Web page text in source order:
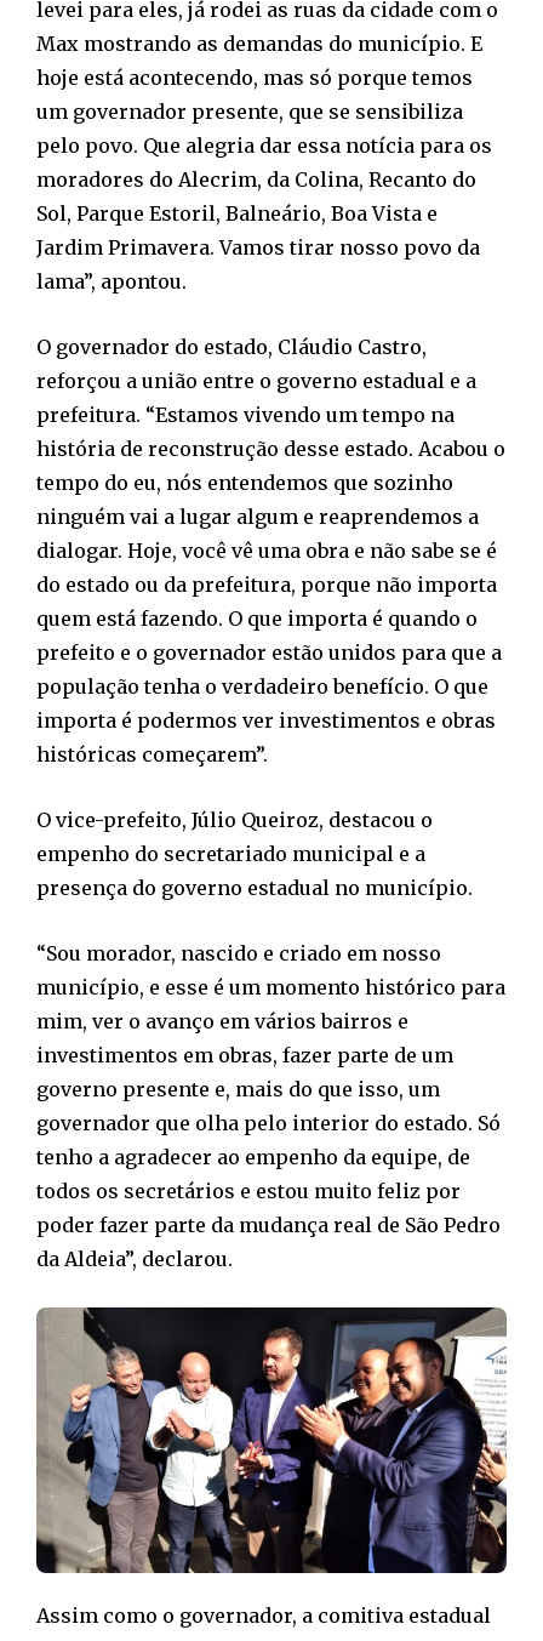
levei para eles, já rodei as ruas da cidade com o
Max mostrando as demandas do município. E
hoje está acontecendo, mas só porque temos
um governador presente, que se sensibiliza
pelo povo. Que alegria dar essa notícia para os
moradores do Alecrim, da Colina, Recanto do
Sol, Parque Estoril, Balneário, Boa Vista e
Jardim Primavera. Vamos tirar nosso povo da
lama”, apontou.
O governador do estado, Cláudio Castro,
reforçou a união entre o governo estadual e a
prefeitura. “Estamos vivendo um tempo na
história de reconstrução desse estado. Acabou o
tempo do eu, nós entendemos que sozinho
ninguém vai a lugar algum e reaprendemos a
dialogar. Hoje, você vê uma obra e não sabe se é
do estado ou da prefeitura, porque não importa
quem está fazendo. O que importa é quando o
prefeito e o governador estão unidos para que a
população tenha o verdadeiro benefício. O que
importa é podermos ver investimentos e obras
históricas começarem”.
O vice-prefeito, Júlio Queiroz, destacou o
empenho do secretariado municipal e a
presença do governo estadual no município.
“Sou morador, nascido e criado em nosso
município, e esse é um momento histórico para
mim, ver o avanço em vários bairros e
investimentos em obras, fazer parte de um
governo presente e, mais do que isso, um
governador que olha pelo interior do estado. Só
tenho a agradecer ao empenho da equipe, de
todos os secretários e estou muito feliz por
poder fazer parte da mudança real de São Pedro
da Aldeia”, declarou.
Assim como o governador, a comitiva estadual